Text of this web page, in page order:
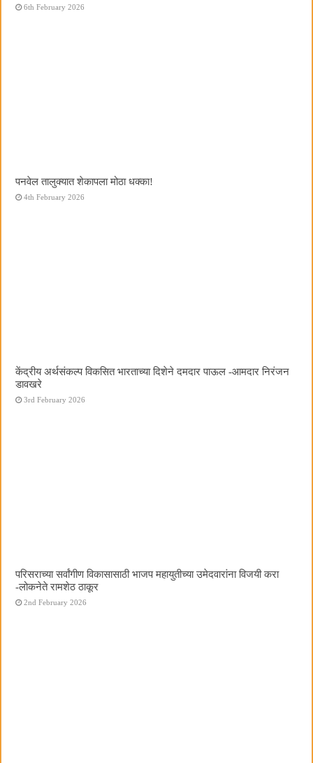
6th February 2026
पनवेल तालुक्यात शेकापला मोठा धक्का!
4th February 2026
केंद्रीय अर्थसंकल्प विकसित भारताच्या दिशेने दमदार पाऊल -आमदार निरंजन
डावखरे
3rd February 2026
परिसराच्या सर्वांगीण विकासासाठी भाजप महायुतीच्या उमेदवारांना विजयी करा
-लोकनेते रामशेठ ठाकूर
2nd February 2026